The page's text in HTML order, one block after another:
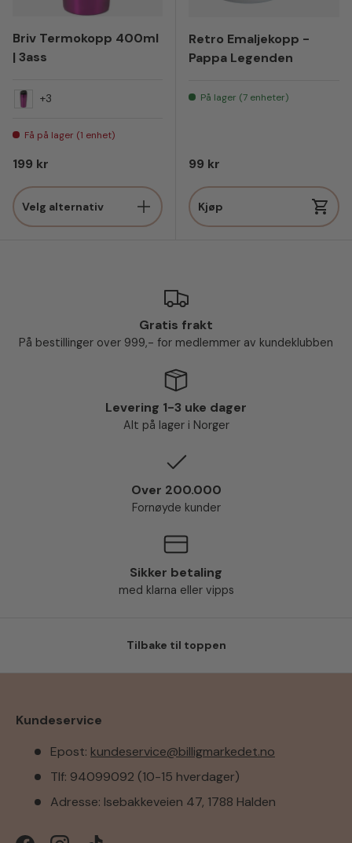
Briv Termokopp 400ml
| 3ass
+3
Få på lager (1 enhet)
Vanlig pris
199 kr
Velg alternativ
Retro Emaljekopp -
Pappa Legenden
På lager (7 enheter)
Vanlig pris
99 kr
Kjøp
Gratis frakt
På bestillinger over 999,- for medlemmer av kundeklubben
Levering 1-3 uke dager
Alt på lager i Norger
Over 200.000
Fornøyde kunder
Sikker betaling
med klarna eller vipps
Tilbake til toppen
Kundeservice
Epost: kundeservice@billigmarkedet.no
Tlf: 94099092 (10-15 hverdager)
Adresse: Isebakkeveien 47, 1788 Halden